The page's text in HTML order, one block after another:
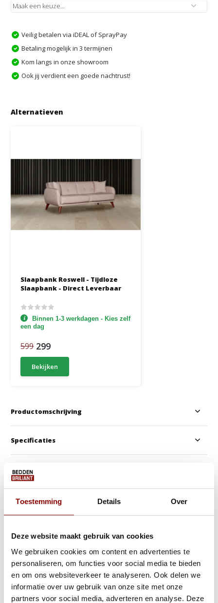
Toestemming Details Over
Deze website maakt gebruik van cookies
We gebruiken cookies om content en advertenties te
personaliseren, om functies voor social media te bieden
en om ons websiteverkeer te analyseren. Ook delen we
informatie over uw gebruik van onze site met onze
partners voor social media, adverteren en analyse. Deze
Veilig betalen via iDEAL of SprayPay
Betaling mogelijk in 3 termijnen
Kom langs in onze showroom
Ook jij verdient een goede nachtrust!
Alternatieven
Slaapbank Roswell - Tijdloze
Slaapbank - Direct Leverbaar
Binnen 1-3 werkdagen - Kies zelf
een dag
599 299
Bekijken
Productomschrijving
Specificaties
Gratis Dekbed + Kussens !